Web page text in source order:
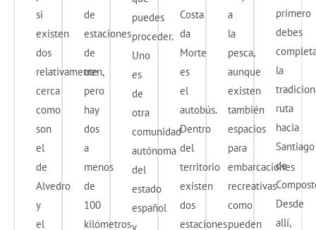
si
existen
dos
relativamente
cerca
como
son
el
de
Alvedro
y
el
de
estaciones
de
tren,
pero
hay
dos
a
menos
de
100
kilómetros
puedes
proceder.
Uno
es
de
otra
comunidad
autónoma
del
estado
español
y
Costa
da
Morte
es
el
autobús.
Dentro
del
territorio
existen
dos
estaciones
a
la
pesca,
aunque
existen
también
espacios
para
embarcaciones
recreativas
como
pueden
primero
debes
la
ruta
hacia
Santiago
de
Desde
allí,